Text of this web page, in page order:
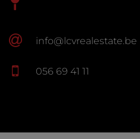
info@lcvrealestate.be
056 69 41 11